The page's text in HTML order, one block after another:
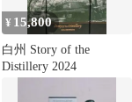
¥ 15,800
白州 Story of the
Distillery 2024